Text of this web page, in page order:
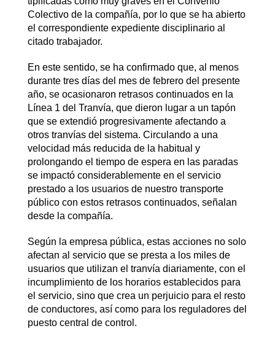
Colectivo de la compañía, por lo que se ha abierto
el correspondiente expediente disciplinario al
citado trabajador.
En este sentido, se ha confirmado que, al menos
durante tres días del mes de febrero del presente
año, se ocasionaron retrasos continuados en la
Línea 1 del Tranvía, que dieron lugar a un tapón
que se extendió progresivamente afectando a
otros tranvías del sistema. Circulando a una
velocidad más reducida de la habitual y
prolongando el tiempo de espera en las paradas
se impactó considerablemente en el servicio
prestado a los usuarios de nuestro transporte
público con estos retrasos continuados, señalan
desde la compañía.
Según la empresa pública, estas acciones no solo
afectan al servicio que se presta a los miles de
usuarios que utilizan el tranvía diariamente, con el
incumplimiento de los horarios establecidos para
el servicio, sino que crea un perjuicio para el resto
de conductores, así como para los reguladores del
puesto central de control.